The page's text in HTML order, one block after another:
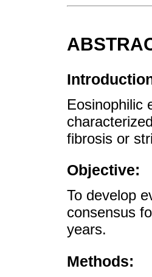
Eosinophilic
fibrosis or
Objective:
To develop
consensus
years.
Methods: